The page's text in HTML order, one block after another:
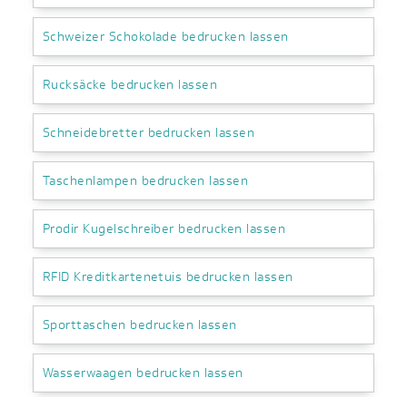
Schweizer Schokolade bedrucken lassen
Rucksäcke bedrucken lassen
Schneidebretter bedrucken lassen
Taschenlampen bedrucken lassen
Prodir Kugelschreiber bedrucken lassen
RFID Kreditkartenetuis bedrucken lassen
Sporttaschen bedrucken lassen
Wasserwaagen bedrucken lassen